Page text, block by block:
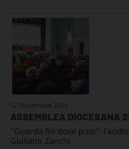
12 Novembre 2024
ASSEMBLEA DIOCESANA
"Guarda fin dove puoi":
Giuliano Zanchi